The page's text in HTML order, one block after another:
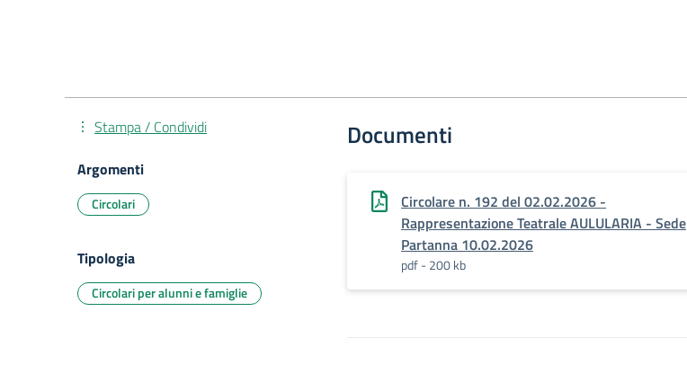
Documenti
Circolare n. 192 del 02.02.2026 -
Rappresentazione Teatrale AULULARIA - Sede
Partanna 10.02.2026
pdf - 200 kb
Stampa / Condividi
Argomenti
Circolari
Tipologia
Circolari per alunni e famiglie